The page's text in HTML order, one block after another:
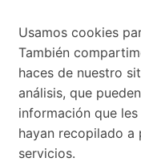
FLEX
Hasta el próximo
Serrano y con la
Usamos cookies
También
haces de nuestro
análisis, que
información que
hayan recopilado a
servicios.